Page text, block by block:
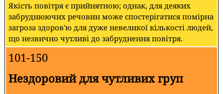
Якість повітря є прийнятною; однак, для деяких
забруднюючих речовин може спостерігатися помірна
загроза здоров'ю для дуже невеликої кількості людей,
що незвично чутливі до забруднення повітря.
101-150
Нездоровий для чутливих груп